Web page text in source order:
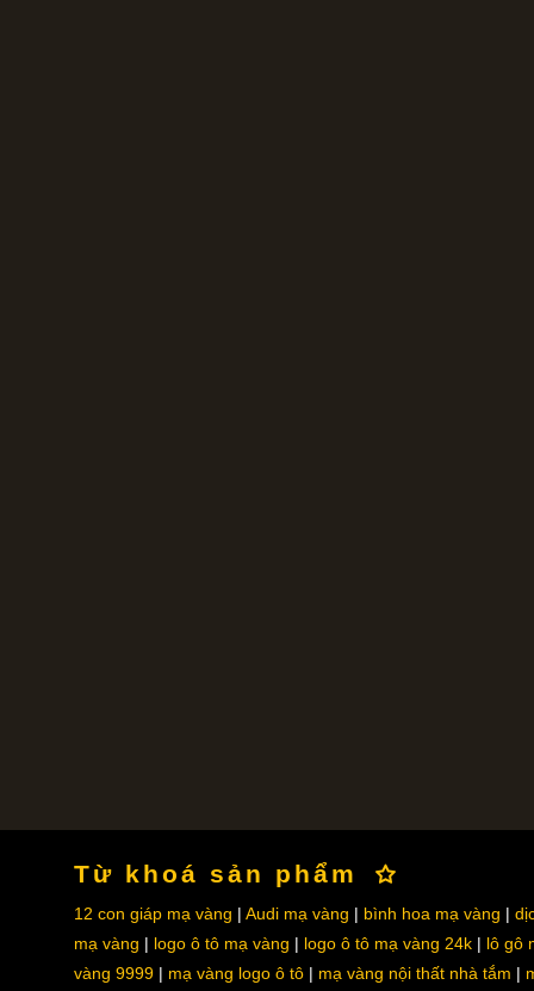
Từ khoá sản phẩm
12 con giáp mạ vàng Audi mạ vàng bình hoa mạ vàng
mạ vàng
logo ô tô mạ vàng logo ô tô mạ vàng 24k
lô gô
vàng 9999
mạ vàng logo ô tô mạ vàng nội thất nhà tắm